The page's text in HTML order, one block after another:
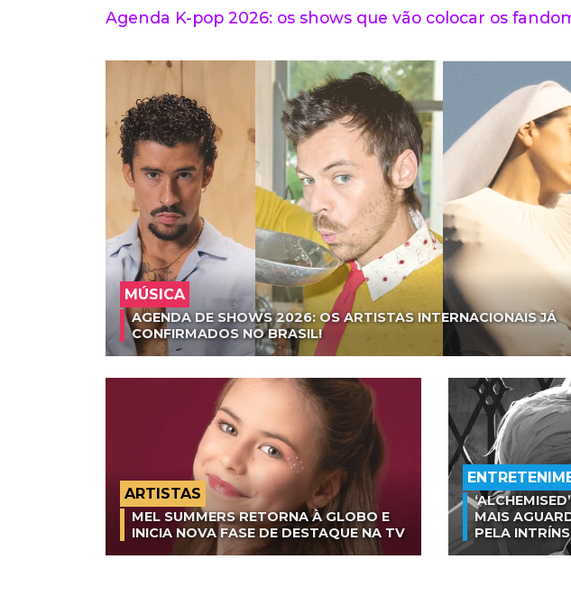
Agenda K-pop 2026: os shows que vão colocar os
MÚSICA
AGENDA DE SHOWS 2026: OS ARTISTAS INTERNACIONAIS JÁ
CONFIRMADOS NO BRASIL!
ARTISTAS
MEL SUMMERS RETORNA À GLOBO E
INICIA NOVA FASE DE DESTAQUE NA TV
MAIS
PELA